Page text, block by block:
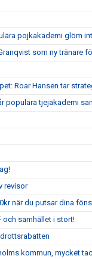
pojkakademi glöm
som ny tränare
Roar Hansen tar
populära tjejakademi
revisor
när du putsar dina
och samhället i stort!
kommun, mycket